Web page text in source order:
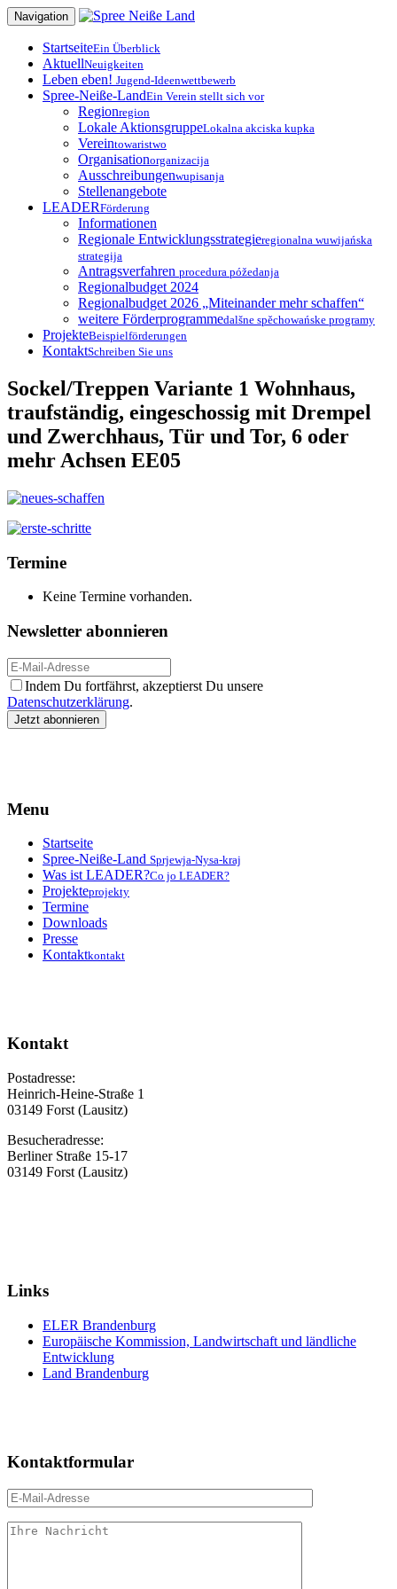
Zum
Inhalt
springen
Navigation
StartseiteEin Überblick
AktuellNeuigkeiten
Leben eben! Jugend-Ideenwettbewerb
Spree-Neiße-LandEin Verein stellt sich vor
Regionregion
Lokale AktionsgruppeLokalna akciska kupka
Vereintowaristwo
Organisationorganizacija
Ausschreibungenwupisanja
Stellenangebote
LEADERFörderung
Informationen
Regionale Entwicklungsstrategieregionalna wuwijańska
strategija
Antragsverfahren procedura póžedanja
Regionalbudget 2024
Regionalbudget 2026 „Miteinander mehr schaffen“
weitere Förderprogrammedalšne spěchowańske programy
ProjekteBeispielförderungen
KontaktSchreiben Sie uns
Sockel/Treppen Variante 1 Wohnhaus,
traufständig, eingeschossig mit Drempel
und Zwerchhaus, Tür und Tor, 6 oder
mehr Achsen EE05
Termine
Keine Termine vorhanden.
Newsletter abonnieren
Indem Du fortfährst, akzeptierst Du unsere
Datenschutzerklärung.
Menu
Startseite
Spree-Neiße-Land Sprjewja-Nysa-kraj
Was ist LEADER?Co jo LEADER?
Projekteprojekty
Termine
Downloads
Presse
Kontaktkontakt
Kontakt
Postadresse:
Heinrich-Heine-Straße 1
03149 Forst (Lausitz)
Besucheradresse:
Berliner Straße 15-17
03149 Forst (Lausitz)
Links
ELER Brandenburg
Europäische Kommission, Landwirtschaft und ländliche
Entwicklung
Land Brandenburg
Kontaktformular